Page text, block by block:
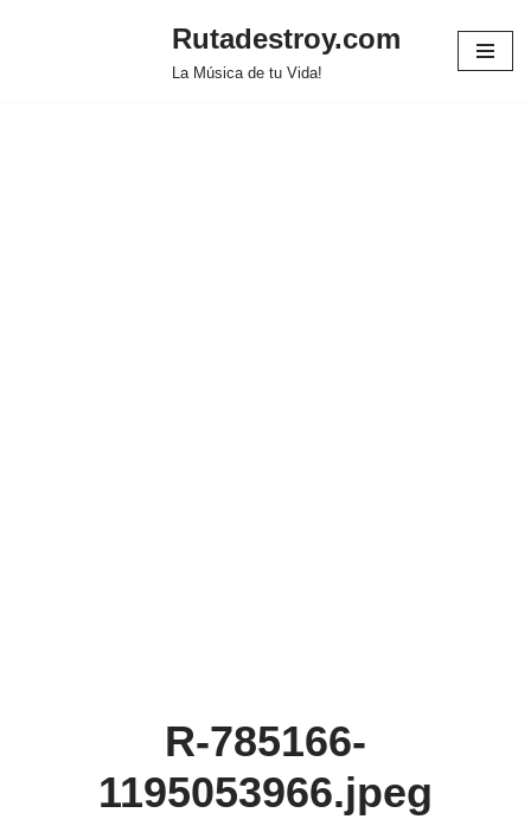
Rutadestroy.com
La Música de tu Vida!
R-785166-
1195053966.jpeg